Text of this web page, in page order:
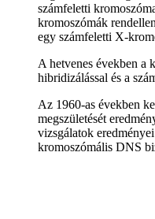
számfeletti
kromoszómák
egy számfeletti X-
A hetvenes években a
hibridizálással és a
Az 1960-as években
megszületését
vizsgálatok
kromoszómális DNS